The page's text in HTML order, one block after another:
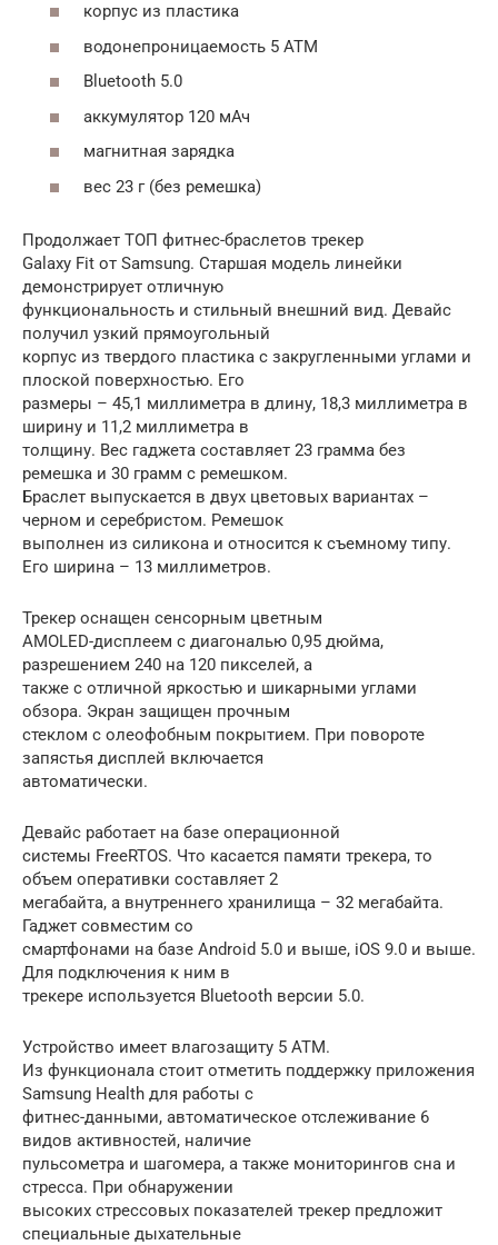
корпус из пластика
водонепроницаемость 5 АТМ
Bluetooth 5.0
аккумулятор 120 мАч
магнитная зарядка
вес 23 г (без ремешка)
Продолжает ТОП фитнес-браслетов трекер
Galaxy Fit от Samsung. Старшая модель линейки
демонстрирует отличную
функциональность и стильный внешний вид. Девайс
получил узкий прямоугольный
корпус из твердого пластика с закругленными углами и
плоской поверхностью. Его
размеры – 45,1 миллиметра в длину, 18,3 миллиметра в
ширину и 11,2 миллиметра в
толщину. Вес гаджета составляет 23 грамма без
ремешка и 30 грамм с ремешком.
Браслет выпускается в двух цветовых вариантах –
черном и серебристом. Ремешок
выполнен из силикона и относится к съемному типу.
Его ширина – 13 миллиметров.
Трекер оснащен сенсорным цветным
AMOLED-дисплеем с диагональю 0,95 дюйма,
разрешением 240 на 120 пикселей, а
также с отличной яркостью и шикарными углами
обзора. Экран защищен прочным
стеклом с олеофобным покрытием. При повороте
запястья дисплей включается
автоматически.
Девайс работает на базе операционной
системы FreeRTOS. Что касается памяти трекера, то
объем оперативки составляет 2
мегабайта, а внутреннего хранилища – 32 мегабайта.
Гаджет совместим со
смартфонами на базе Android 5.0 и выше, iOS 9.0 и выше.
Для подключения к ним в
трекере используется Bluetooth версии 5.0.
Устройство имеет влагозащиту 5 АТМ.
Из функционала стоит отметить поддержку приложения
Samsung Health для работы с
фитнес-данными, автоматическое отслеживание 6
видов активностей, наличие
пульсометра и шагомера, а также мониторингов сна и
стресса. При обнаружении
высоких стрессовых показателей трекер предложит
специальные дыхательные